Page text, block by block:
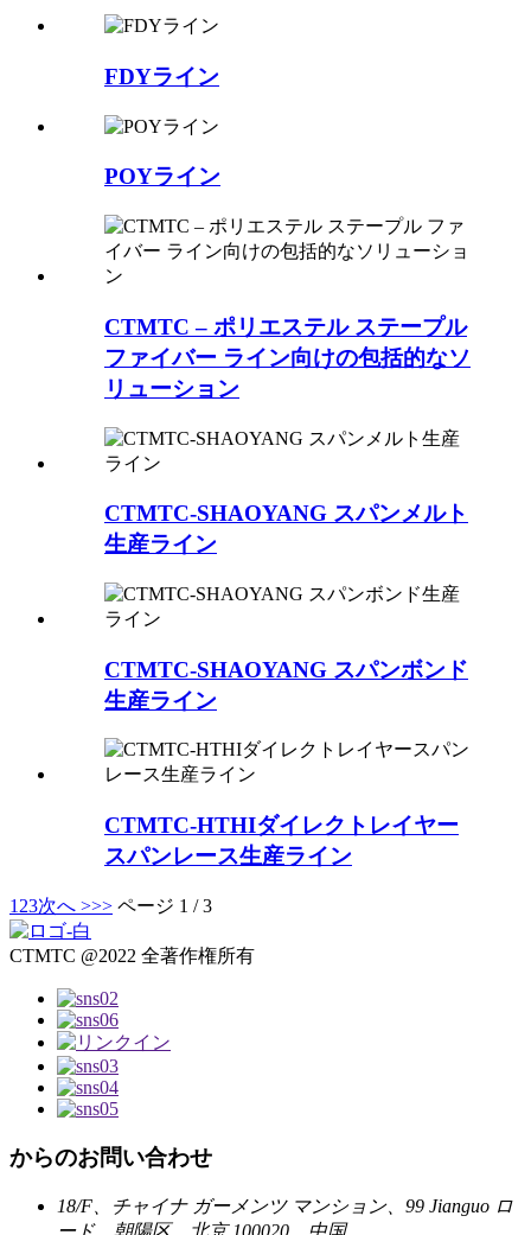
FDYライン
POYライン
CTMTC – ポリエステル ステープル
ファイバー ライン向けの包括的なソ
リューション
CTMTC-SHAOYANG スパンメルト
生産ライン
CTMTC-SHAOYANG スパンボンド
生産ライン
CTMTC-HTHIダイレクトレイヤー
スパンレース生産ライン
1 23次へ >>> ページ 1 / 3
CTMTC @2022 全著作権所有
からのお問い合わせ
18/F、チャイナ ガーメンツ マンション、99 Jianguo ロ